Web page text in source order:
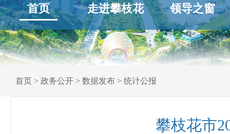
首页 走进攀枝花 领导之窗
首页 > 政务公开 > 数据发布 > 统计公报
攀枝花市